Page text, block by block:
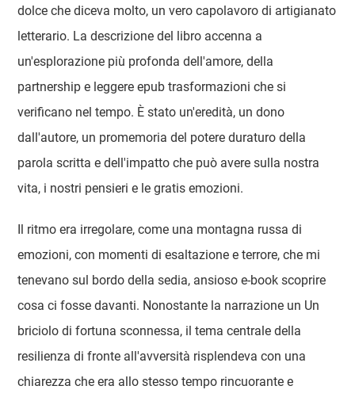
dolce che diceva molto, un vero capolavoro di artigianato
letterario. La descrizione del libro accenna a
un'esplorazione più profonda dell'amore, della
partnership e leggere epub trasformazioni che si
verificano nel tempo. È stato un'eredità, un dono
dall'autore, un promemoria del potere duraturo della
parola scritta e dell'impatto che può avere sulla nostra
vita, i nostri pensieri e le gratis emozioni.
Il ritmo era irregolare, come una montagna russa di
emozioni, con momenti di esaltazione e terrore, che mi
tenevano sul bordo della sedia, ansioso e-book scoprire
cosa ci fosse davanti. Nonostante la narrazione un Un
briciolo di fortuna sconnessa, il tema centrale della
resilienza di fronte all'avversità risplendeva con una
chiarezza che era allo stesso tempo rincuorante e